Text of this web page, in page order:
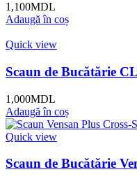
1,100MDL
Adaugă în coș
Quick view
Scaun de Bucătărie
1,000MDL
Adaugă în coș
Quick view
Scaun de Bucătărie